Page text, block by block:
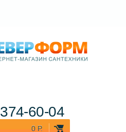
0 Р.
374-60-04